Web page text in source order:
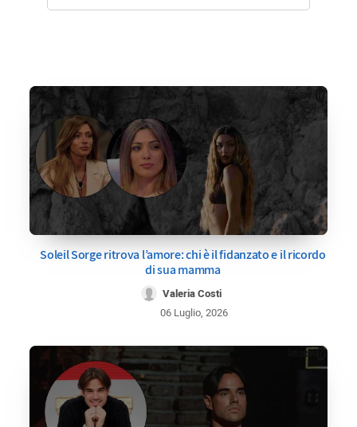
Soleil Sorge ritrova l’amore: chi è il fidanzato e il ricordo
di sua mamma
Valeria Costi
06 Luglio, 2026